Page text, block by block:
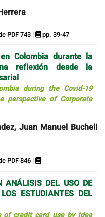
PDF 743 | pp. 39-47
Colombia durante la
reflexión desde la
during the Covid-19
perspective of Corporate
Juan Manuel Bucheli
PDF 846 |
ANÁLISIS DEL USO DE
ESTUDIANTES DEL